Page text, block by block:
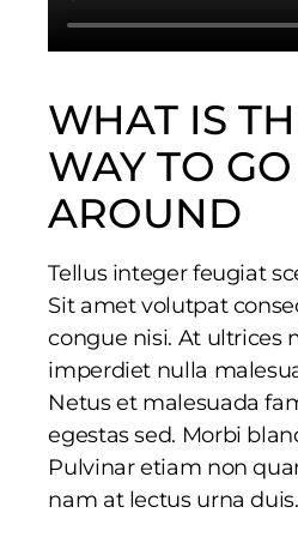
WHAT IS
WAY TO GO
AROUND
Tellus integer feugiat
Sit amet volutpat
congue nisi. At ultrices
imperdiet nulla
Netus et malesuada
egestas sed. Morbi
Pulvinar etiam non
nam at lectus urna duis.